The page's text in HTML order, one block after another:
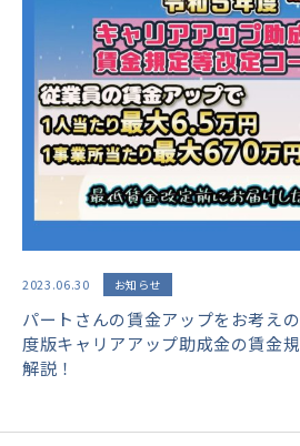
2023.06.30 お知らせ
パートさんの賃金アップをお考え
度版キャリアアップ助成金の賃金
解説！